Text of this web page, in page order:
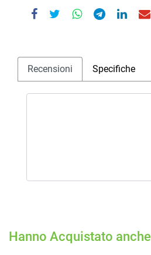
Recensioni Specifiche
Hanno Acquistato anche